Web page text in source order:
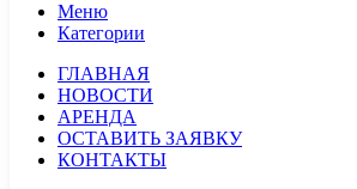
Меню
Категории
ГЛАВНАЯ
НОВОСТИ
АРЕНДА
ОСТАВИТЬ ЗАЯВКУ
КОНТАКТЫ